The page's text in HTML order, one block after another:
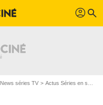
profil search
News séries TV Actus Séries en streaming